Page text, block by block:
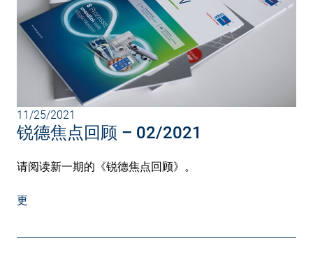
11/25/2021
锐德焦点回顾 – 02/2021
请阅读新一期的《锐德焦点回顾》。
更